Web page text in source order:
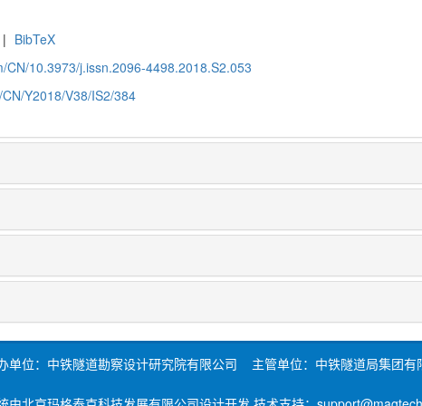
| BibTeX
CN/10.3973/j.issn.2096-4498.2018.S2.053
Y2018/V38/IS2/384
单位：中铁隧道勘察设计研究院有限公司 主管单位：中铁隧道局集团有